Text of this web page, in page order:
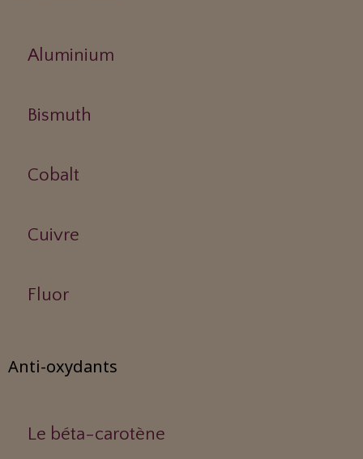
Aluminium
Bismuth
Cobalt
Cuivre
Fluor
Anti-oxydants
Le béta-carotène